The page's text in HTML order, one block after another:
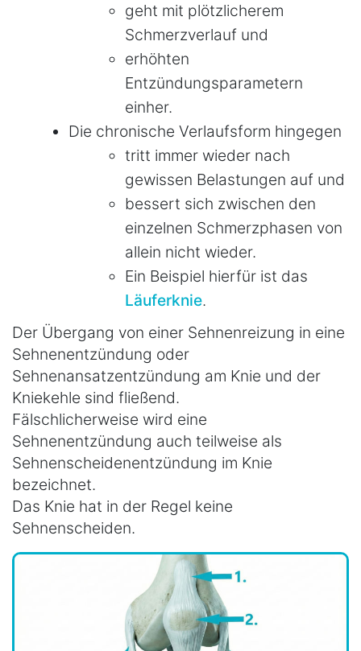
geht mit plötzlicherem
Schmerzverlauf und
erhöhten
Entzündungsparametern
einher.
Die chronische Verlaufsform hingegen
tritt immer wieder nach
gewissen Belastungen auf und
bessert sich zwischen den
einzelnen Schmerzphasen von
allein nicht wieder.
Ein Beispiel hierfür ist das
Läuferknie.
Der Übergang von einer Sehnenreizung in eine
Sehnenentzündung oder
Sehnenansatzentzündung am Knie und der
Kniekehle sind fließend.
Fälschlicherweise wird eine
Sehnenentzündung auch teilweise als
Sehnenscheidenentzündung im Knie
bezeichnet.
Das Knie hat in der Regel keine
Sehnenscheiden.